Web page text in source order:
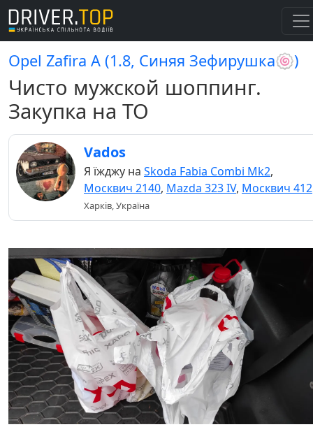
Opel Zafira A (1.8, Синяя Зефирушка🍥)
Чисто мужской шоппинг.
Закупка на ТО
Vados
Я їжджу на Skoda Fabia Combi Mk2,
Москвич 2140, Mazda 323 IV, Москвич 412
Харків, Україна